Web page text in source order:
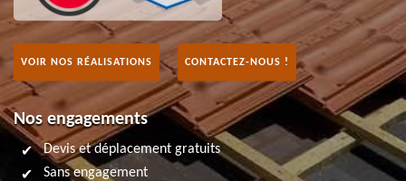
VOIR NOS RÉALISATIONS CONTACTEZ-NOUS !
Nos engagements
Devis et déplacement gratuits
Sans engagement